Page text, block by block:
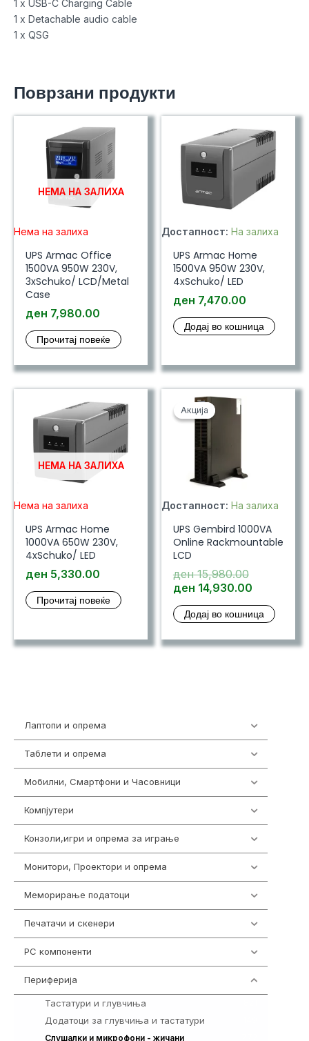
Лаптопи и опрема
Таблети и опрема
Мобилни, Смартфони и Часовници
Компјутери
Конзоли,игри и опрема за играње
Монитори, Проектори и опрема
Меморирање податоци
Печатачи и скенери
PC компоненти
Периферија
Тастатури и глувчиња
Додатоци за глувчиња и тастатури
Слушалки и микрофони - жичани
1 x USB-C Charging Cable
1 x Detachable audio cable
1 x QSG
Поврзани продукти
НЕМА НА ЗАЛИХА
Нема на залиха
UPS Armac Office
1500VA 950W 230V,
3xSchuko/ LCD/Metal
Case
ден 7,980.00
Прочитај повеќе
Достапност: На залиха
UPS Armac Home
1500VA 950W 230V,
4xSchuko/ LED
ден 7,470.00
Додај во кошница
НЕМА НА ЗАЛИХА
Нема на залиха
UPS Armac Home
1000VA 650W 230V,
4xSchuko/ LED
ден 5,330.00
Прочитај повеќе
Акција
Акција
Достапност: На залиха
UPS Gembird 1000VA
Online Rackmountable
LCD
ден15,980.00Original
price
ден
ден 14,930.00Current
is:
Додај во кошница